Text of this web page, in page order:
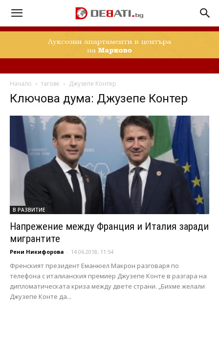
Начало тагове Джузепе Контер
Ключова дума: Джузепе Контер
В РАЗВИТИЕ
Напрежение между Франция и Италия заради
мигрантите
Рени Никифорова - 14.06.2018, 11:54
Френският президент Еманюел Макрон разговаря по
телефона с италианския премиер Джузепе Конте в разгара на
дипломатическата криза между двете страни. „Бихме желали
Джузепе Конте да...